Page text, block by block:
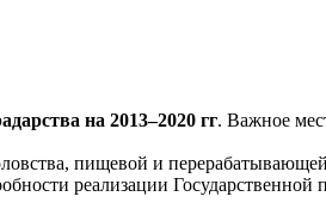
на 2013–2020 гг. Важное
пищевой и
реализации Государственной